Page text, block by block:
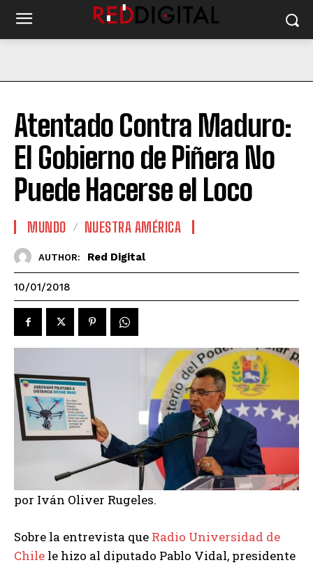
Atentado Contra Maduro:
El Gobierno de Piñera No
Puede Hacerse el Loco
MUNDO NUESTRA AMÉRICA
AUTHOR: Red Digital
10/01/2018
por Iván Oliver Rugeles.
Sobre la entrevista que Radio Universidad de
Chile le hizo al diputado Pablo Vidal, presidente